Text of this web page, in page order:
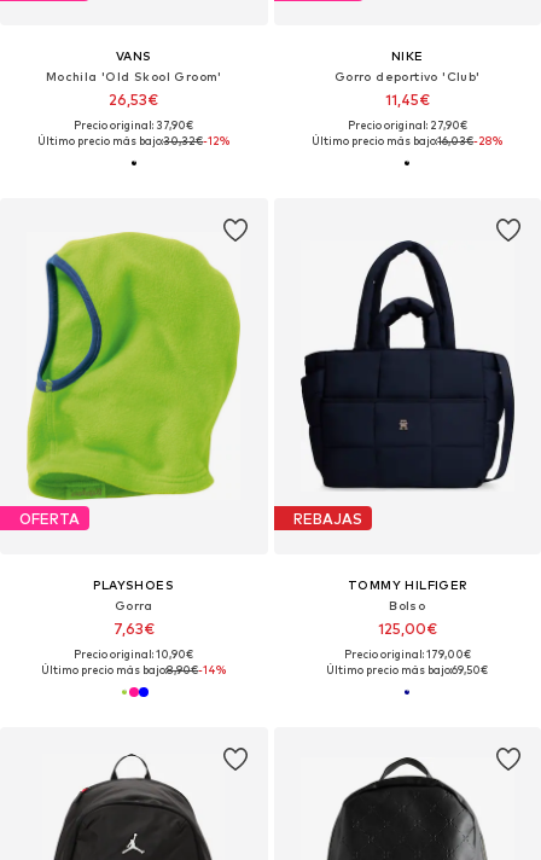
VANS
Mochila 'Old Skool Groom'
26,53€
Precio original: 37,90€
Último precio más bajo:30,32€-12%
NIKE
Gorro deportivo 'Club'
11,45€
Precio original: 27,90€
Último precio más bajo:16,03€-28%
OFERTA
PLAYSHOES
Gorra
7,63€
Precio original: 10,90€
Último precio más bajo:8,90€-14%
REBAJAS
TOMMY HILFIGER
Bolso
125,00€
Precio original: 179,00€
Último precio más bajo:69,50€